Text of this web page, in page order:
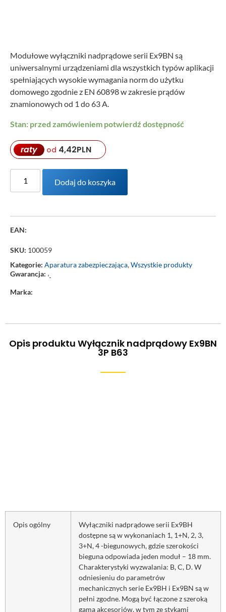
Modułowe wyłączniki nadprądowe serii Ex9BN są
uniwersalnymi urządzeniami dla wszystkich typów aplikacji
spełniających wysokie wymagania norm do użytku
domowego zgodnie z EN 60898 w zakresie prądów
znamionowych od 1 do 63 A.
Stan: przed zamówieniem potwierdź dostępność
raty od 4,42PLN
Dodaj do koszyka
EAN:
SKU: 100059
Kategorie: Aparatura zabezpieczająca,Wszystkie produkty
Gwarancja: ‘-
Marka:
Opis produktu Wyłącznik nadprądowy Ex9BN
3P B63
Opis ogólny
Wyłączniki nadprądowe serii Ex9BH
dostępne są w wykonaniach 1, 1+N, 2, 3,
3+N, 4 -biegunowych, gdzie szerokości
bieguna odpowiada jeden moduł – 18 mm.
Charakterystyki wyzwalania: B, C, D. W
odniesieniu do parametrów
mechanicznych serie Ex9BH i Ex9BN są w
pełni zgodne. Mogą być łączone z szeroką
gamą akcesoriów, w tym ze stykami